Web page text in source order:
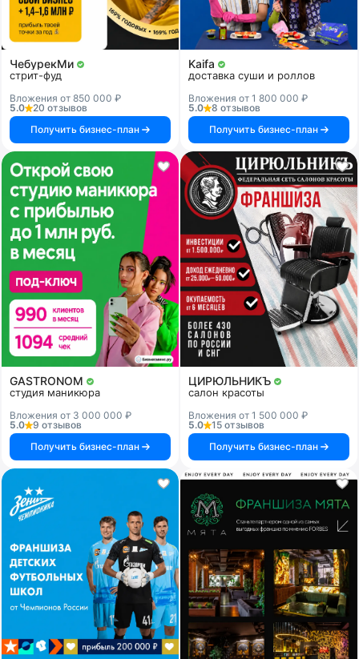
ЧебурекМи
стрит-фуд
Вложения от 850 000 ₽
5.0
20 отзывов
Получить бизнес-план
Kaifa
доставка суши и роллов
Вложения от 1 800 000 ₽
5.0
8 отзывов
Получить бизнес-план
GASTRONOM
студия маникюра
Вложения от 3 000 000 ₽
5.0
9 отзывов
Получить бизнес-план
ЦИРЮЛЬНИКЪ
салон красоты
Вложения от 1 500 000 ₽
5.0
15 отзывов
Получить бизнес-план